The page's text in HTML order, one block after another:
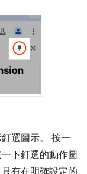
選圖示。 按一
下釘選的動作圖
有在明確設定的